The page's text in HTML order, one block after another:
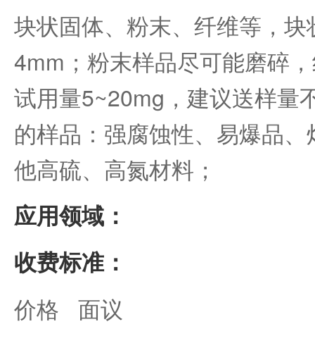
块状固体、粉末、纤维等，
4mm；粉末样品尽可能磨碎
试用量5~20mg，建议送样量
的样品：强腐蚀性、易爆品
他高硫、高氮材料；
应用领域：
收费标准：
价格 面议